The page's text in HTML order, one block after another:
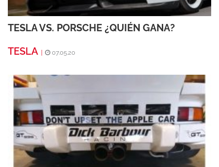
TESLA VS. PORSCHE ¿QUIÉN GANA?
TESLA
07.05.20